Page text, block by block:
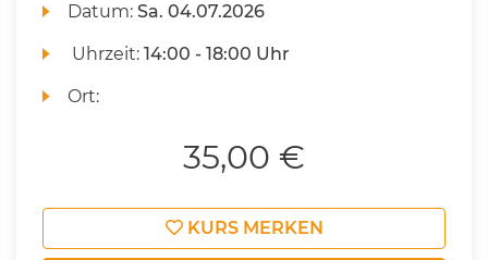
Datum:Sa. 04.07.2026
Uhrzeit:14:00 - 18:00 Uhr
Ort:
35,00 €
KURS MERKEN